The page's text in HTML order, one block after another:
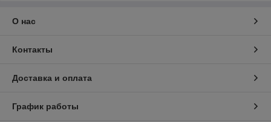
О нас
Контакты
Доставка и оплата
График работы